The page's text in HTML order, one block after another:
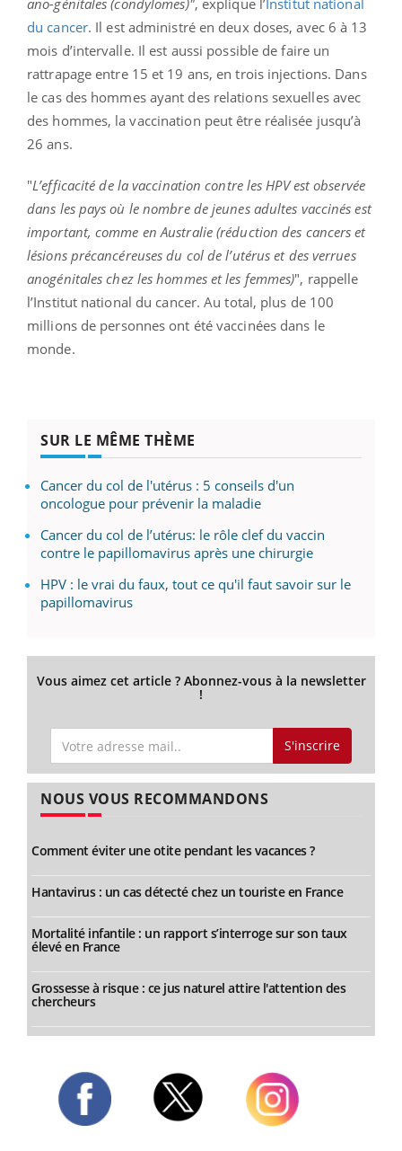
du cancer. Il est administré en deux doses, avec 6 à 13
mois d’intervalle. Il est aussi possible de faire un
rattrapage entre 15 et 19 ans, en trois injections. Dans
le cas des hommes ayant des relations sexuelles avec
des hommes, la vaccination peut être réalisée jusqu’à
26 ans.
"L’efficacité de la vaccination contre les HPV est observée
dans les pays où le nombre de jeunes adultes vaccinés est
important, comme en Australie (réduction des cancers et
lésions précancéreuses du col de l’utérus et des verrues
anogénitales chez les hommes et les femmes)", rappelle
l’Institut national du cancer. Au total, plus de 100
millions de personnes ont été vaccinées dans le
monde.
SUR LE MÊME THÈME
Cancer du col de l'utérus : 5 conseils d'un
oncologue pour prévenir la maladie
Cancer du col de l’utérus: le rôle clef du vaccin
contre le papillomavirus après une chirurgie
HPV : le vrai du faux, tout ce qu'il faut savoir sur le
papillomavirus
Vous aimez cet article ? Abonnez-vous à la newsletter
!
S'inscrire
NOUS VOUS RECOMMANDONS
Comment éviter une otite pendant les vacances ?
Hantavirus : un cas détecté chez un touriste en France
Mortalité infantile : un rapport s’interroge sur son taux
élevé en France
Grossesse à risque : ce jus naturel attire l'attention des
chercheurs